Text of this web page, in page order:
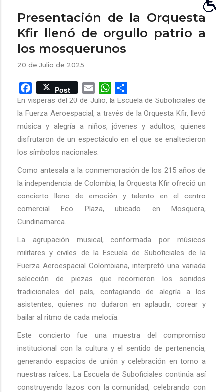
Presentación de la Orquesta
Kfir llenó de orgullo patrio a
los mosquerunos
20 de Julio de 2025
Facebook
Post Email WhatsApp
En vísperas del 20 de Julio, la Escuela de Suboficiales de
la Fuerza Aeroespacial, a través de la Orquesta Kfir, llevó
música y alegría a niños, jóvenes y adultos, quienes
disfrutaron de un espectáculo en el que se enaltecieron
los símbolos nacionales.
Como antesala a la conmemoración de los 215 años de
la independencia de Colombia, la Orquesta Kfir ofreció un
concierto lleno de emoción y talento en el centro
comercial Eco Plaza, ubicado en Mosquera,
Cundinamarca.
La agrupación musical, conformada por músicos
militares y civiles de la Escuela de Suboficiales de la
Fuerza Aeroespacial Colombiana, interpretó una variada
selección de piezas que recorrieron los sonidos
tradicionales del país, contagiando de alegría a los
asistentes, quienes no dudaron en aplaudir, corear y
bailar al ritmo de cada melodía.
Este concierto fue una muestra del compromiso
institucional con la cultura y el sentido de pertenencia,
generando espacios de unión y celebración en torno a
nuestras raíces. La Escuela de Suboficiales continúa así
construyendo lazos con la comunidad, celebrando con